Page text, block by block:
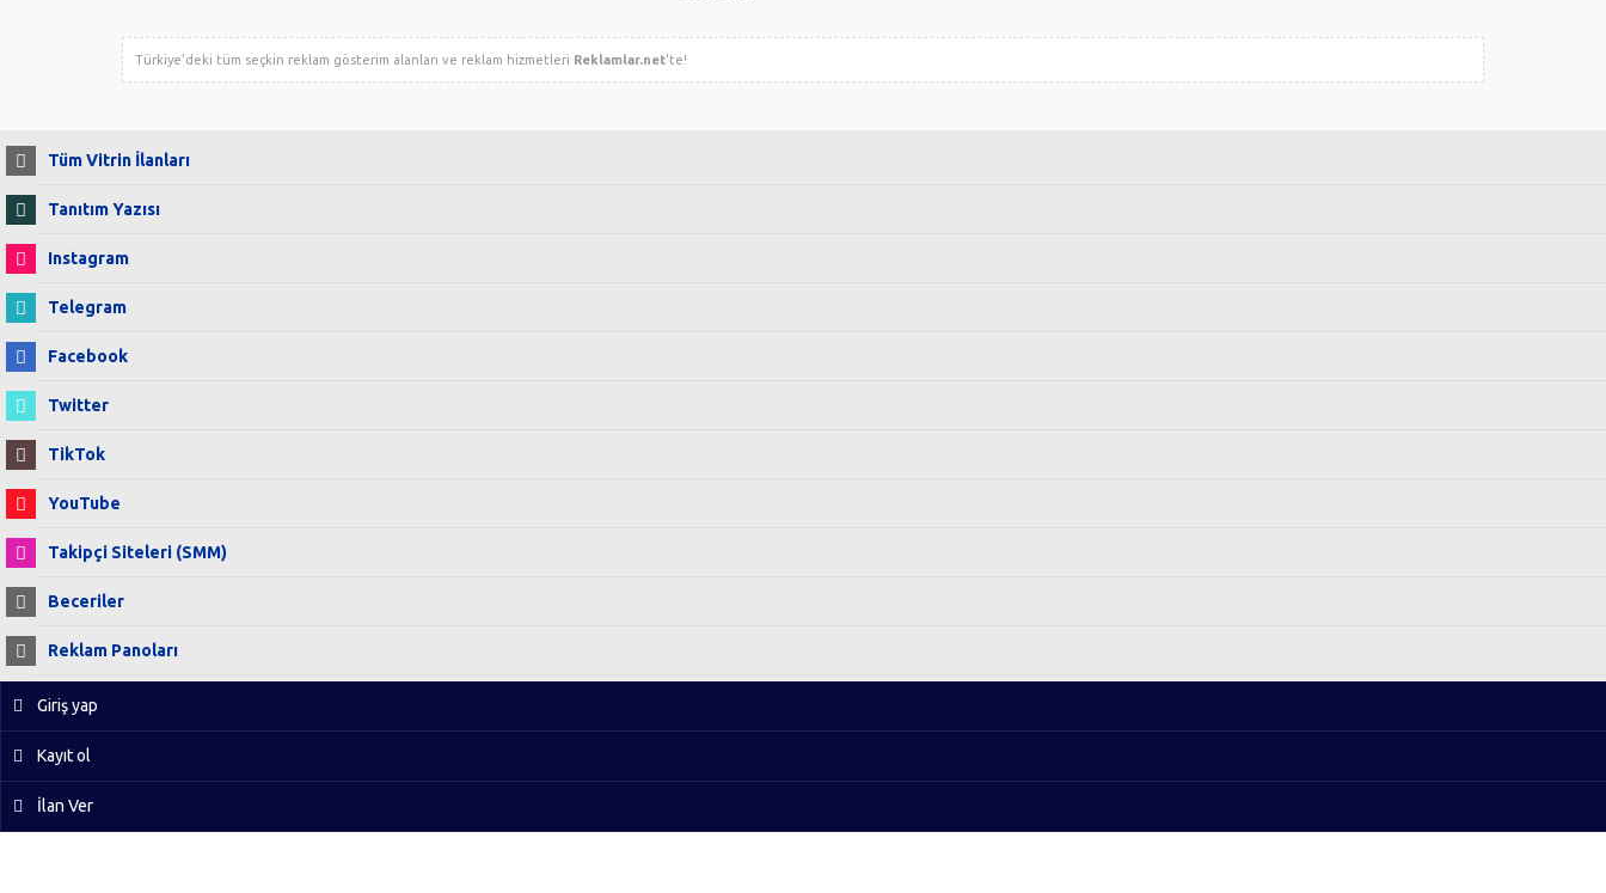
Türkiye'deki tüm seçkin reklam gösterim alanları ve reklam hizmetleri Reklamlar.net'te!
Tüm Vitrin İlanları
Tanıtım Yazısı
Instagram
Telegram
Facebook
Twitter
TikTok
YouTube
Takipçi Siteleri (SMM)
Beceriler
Reklam Panoları
Giriş yap
Kayıt ol
İlan Ver